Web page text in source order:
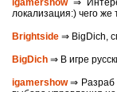
igamershow⇒
локализация:) чего
Brightside ⇒ BigDich,
BigDich ⇒ В игре
igamershow⇒ Разраб